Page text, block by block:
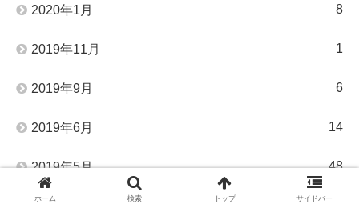
2020年1月 8
2019年11月 1
2019年9月 6
2019年6月 14
2019年5月 48
ホーム 検索 トップ サイドバー